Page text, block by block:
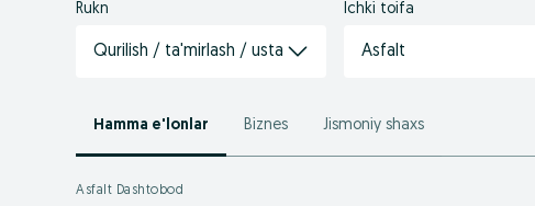
Rukn
Qurilish / ta'mirlash / usta
Ichki toifa
Asfalt
Hamma e'lonlar Biznes Jismoniy shaxs
Asfalt Dashtobod